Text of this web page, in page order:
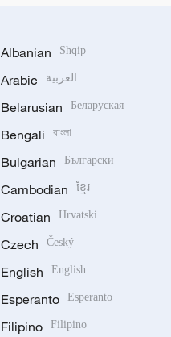
Albanian Shqip
Arabic العربية
Belarusian Беларуская
Bengali বাংলা
Bulgarian Български
Cambodian ខ្មែរ
Croatian Hrvatski
Czech Český
English English
Esperanto Esperanto
Filipino Filipino